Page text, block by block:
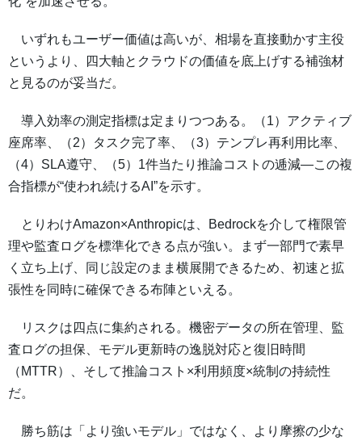
いずれもユーザー価値は高いが、相場を直接動かす主役
というより、四大軸とクラウドの価値を底上げする補強材
と見るのが妥当だ。
導入効率の測定指標は定まりつつある。（1）アクティブ
座席率、（2）タスク完了率、（3）テンプレ再利用比率、
（4）SLA遵守、（5）1件当たり推論コストの逓減—この複
合指標が“使われ続けるAI”を示す。
とりわけAmazon×Anthropicは、Bedrockを介して権限管
理や監査ログを標準化できる点が強い。まず一部門で素早
く立ち上げ、同じ設定のまま横展開できるため、初速と拡
張性を同時に確保できる布陣といえる。
リスクは四点に集約される。機密データの所在管理、監
査ログの担保、モデル更新時の逸脱対応と復旧時間
（MTTR）、そして推論コスト×利用頻度×統制の持続性
だ。
勝ち筋は「より強いモデル」ではなく、より摩擦の少な